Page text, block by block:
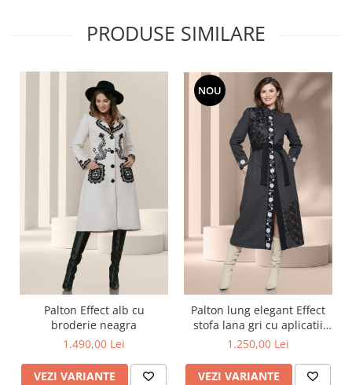
PRODUSE SIMILARE
Palton Effect alb cu
broderie neagra
1.490,00 Lei
VEZI VARIANTE
NOU
Palton lung elegant Effect
stofa lana gri cu aplicatii
argintii si negre
1.250,00 Lei
VEZI VARIANTE